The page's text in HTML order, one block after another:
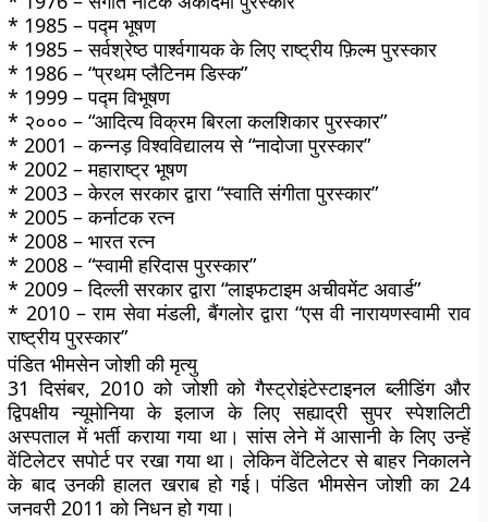
* 1985 – पद्म भूषण
* 1985 – सर्वश्रेष्ठ पार्श्वगायक के लिए राष्ट्रीय फ़िल्म पुरस्कार
* 1986 – “प्रथम प्लैटिनम डिस्क”
* 1999 – पद्म विभूषण
* २००० – “आदित्य विक्रम बिरला कलशिकार पुरस्कार”
* 2001 – कन्नड़ विश्वविद्यालय से “नादोजा पुरस्कार”
* 2002 – महाराष्ट्र भूषण
* 2003 – केरल सरकार द्वारा “स्वाति संगीता पुरस्कार”
* 2005 – कर्नाटक रत्न
* 2008 – भारत रत्न
* 2008 – “स्वामी हरिदास पुरस्कार”
* 2009 – दिल्ली सरकार द्वारा “लाइफटाइम अचीवमेंट अवार्ड”
* 2010 – राम सेवा मंडली, बैंगलोर द्वारा “एस वी नारायणस्वामी राव
राष्ट्रीय पुरस्कार”
पंडित भीमसेन जोशी की मृत्यु
31 दिसंबर, 2010 को जोशी को गैस्ट्रोइंटेस्टाइनल ब्लीडिंग और
द्विपक्षीय न्यूमोनिया के इलाज के लिए सह्याद्री सुपर स्पेशलिटी
अस्पताल में भर्ती कराया गया था। सांस लेने में आसानी के लिए उन्हें
वेंटिलेटर सपोर्ट पर रखा गया था। लेकिन वेंटिलेटर से बाहर निकालने
के बाद उनकी हालत खराब हो गई। पंडित भीमसेन जोशी का 24
जनवरी 2011 को निधन हो गया।